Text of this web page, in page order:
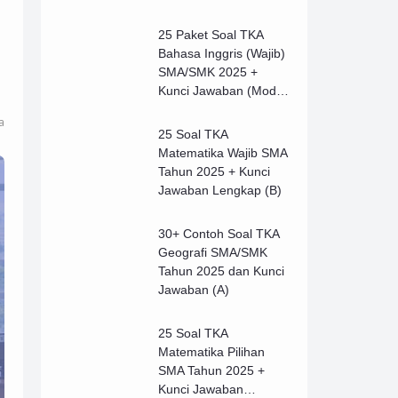
25 Paket Soal TKA
Bahasa Inggris (Wajib)
SMA/SMK 2025 +
Kunci Jawaban (Model
25 Soal TKA
Matematika Wajib SMA
Tahun 2025 + Kunci
Jawaban Lengkap (B)
30+ Contoh Soal TKA
Geografi SMA/SMK
Tahun 2025 dan Kunci
Jawaban (A)
25 Soal TKA
Matematika Pilihan
SMA Tahun 2025 +
Kunci Jawaban